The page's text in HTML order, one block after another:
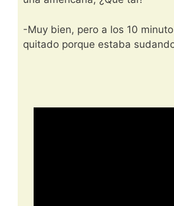
-Muy bien, pero a los 10
quitado porque estaba